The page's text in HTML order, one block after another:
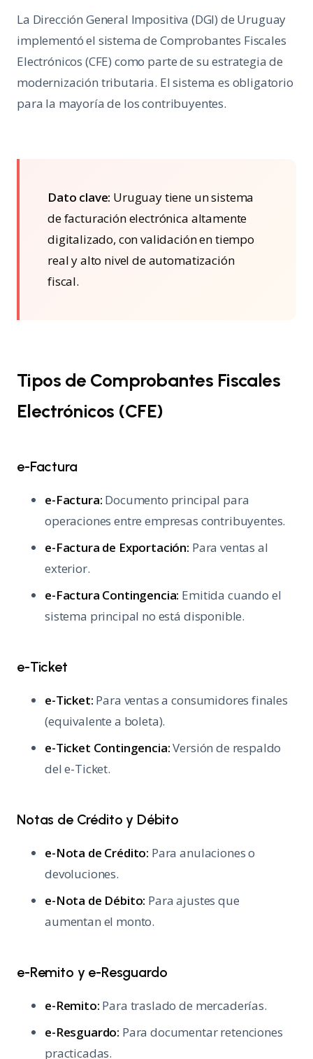
La Dirección General Impositiva (DGI) de Uruguay
implementó el sistema de Comprobantes Fiscales
Electrónicos (CFE) como parte de su estrategia de
modernización tributaria. El sistema es obligatorio
para la mayoría de los contribuyentes.
Dato clave: Uruguay tiene un sistema
de facturación electrónica altamente
digitalizado, con validación en tiempo
real y alto nivel de automatización
fiscal.
Tipos de Comprobantes Fiscales
Electrónicos (CFE)
e-Factura
e-Factura: Documento principal para
operaciones entre empresas contribuyentes.
e-Factura de Exportación: Para ventas al
exterior.
e-Factura Contingencia: Emitida cuando el
sistema principal no está disponible.
e-Ticket
e-Ticket: Para ventas a consumidores finales
(equivalente a boleta).
e-Ticket Contingencia:Versión de respaldo
del e-Ticket.
Notas de Crédito y Débito
e-Nota de Crédito: Para anulaciones o
devoluciones.
e-Nota de Débito: Para ajustes que
aumentan el monto.
e-Remito y e-Resguardo
e-Remito: Para traslado de mercaderías.
e-Resguardo: Para documentar retenciones
practicadas.